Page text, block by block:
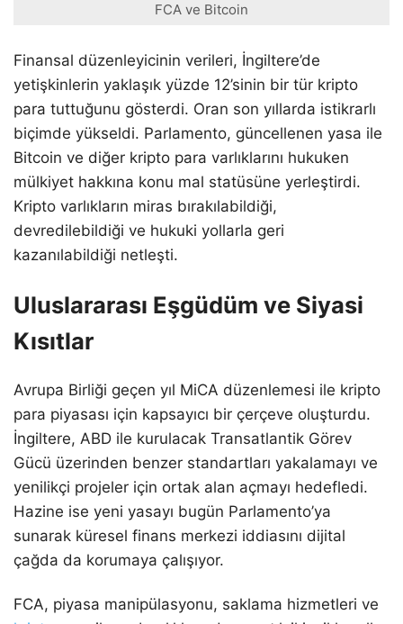
FCA ve Bitcoin
Finansal düzenleyicinin verileri, İngiltere’de
yetişkinlerin yaklaşık yüzde 12’sinin bir tür kripto
para tuttuğunu gösterdi. Oran son yıllarda istikrarlı
biçimde yükseldi. Parlamento, güncellenen yasa ile
Bitcoin ve diğer kripto para varlıklarını hukuken
mülkiyet hakkına konu mal statüsüne yerleştirdi.
Kripto varlıkların miras bırakılabildiği,
devredilebildiği ve hukuki yollarla geri
kazanılabildiği netleşti.
Uluslararası Eşgüdüm ve Siyasi
Kısıtlar
Avrupa Birliği geçen yıl MiCA düzenlemesi ile kripto
para piyasası için kapsayıcı bir çerçeve oluşturdu.
İngiltere, ABD ile kurulacak Transatlantik Görev
Gücü üzerinden benzer standartları yakalamayı ve
yenilikçi projeler için ortak alan açmayı hedefledi.
Hazine ise yeni yasayı bugün Parlamento’ya
sunarak küresel finans merkezi iddiasını dijital
çağda da korumaya çalışıyor.
FCA, piyasa manipülasyonu, saklama hizmetleri ve